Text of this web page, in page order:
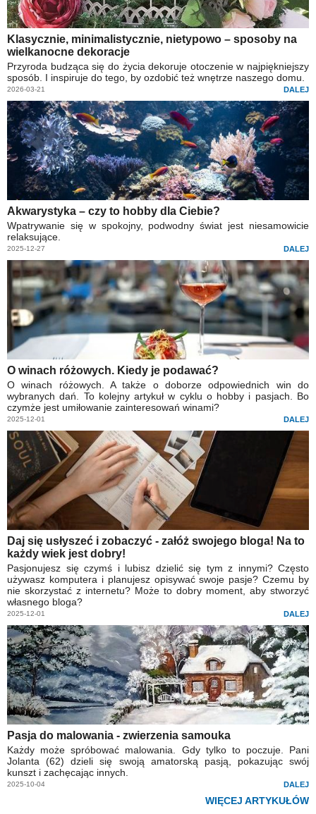
Klasycznie, minimalistycznie, nietypowo – sposoby na
wielkanocne dekoracje
Przyroda budząca się do życia dekoruje otoczenie w najpiękniejszy
sposób. I inspiruje do tego, by ozdobić też wnętrze naszego domu.
2026-03-21 DALEJ
Akwarystyka – czy to hobby dla Ciebie?
Wpatrywanie się w spokojny, podwodny świat jest niesamowicie
relaksujące.
2025-12-27 DALEJ
O winach różowych. Kiedy je podawać?
O winach różowych. A także o doborze odpowiednich win do
wybranych dań. To kolejny artykuł w cyklu o hobby i pasjach. Bo
czymże jest umiłowanie zainteresowań winami?
2025-12-01 DALEJ
Daj się usłyszeć i zobaczyć - załóż swojego bloga! Na to
każdy wiek jest dobry!
Pasjonujesz się czymś i lubisz dzielić się tym z innymi? Często
używasz komputera i planujesz opisywać swoje pasje? Czemu by
nie skorzystać z internetu? Może to dobry moment, aby stworzyć
własnego bloga?
2025-12-01 DALEJ
Pasja do malowania - zwierzenia samouka
Każdy może spróbować malowania. Gdy tylko to poczuje. Pani
Jolanta (62) dzieli się swoją amatorską pasją, pokazując swój
kunszt i zachęcając innych.
2025-10-04 DALEJ
WIĘCEJ ARTYKUŁÓW